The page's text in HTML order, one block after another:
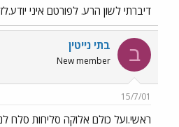
דיברתי לשון הרע. לפורטם איני
ב בתי נייטין
New member
15/7/01
ראשי.ועל כולם אלוקה סליחות סלח